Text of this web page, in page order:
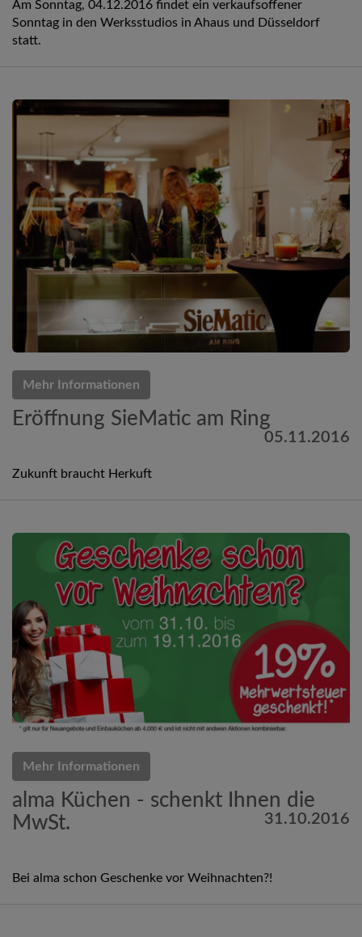
Am Sonntag, 04.12.2016 findet ein verkaufsoffener
Sonntag in den Werksstudios in Ahaus und Düsseldorf
statt.
Mehr Informationen
Eröffnung SieMatic am Ring
05.11.2016
Zukunft braucht Herkuft
Mehr Informationen
alma Küchen - schenkt Ihnen die
MwSt.
31.10.2016
Bei alma schon Geschenke vor Weihnachten?!